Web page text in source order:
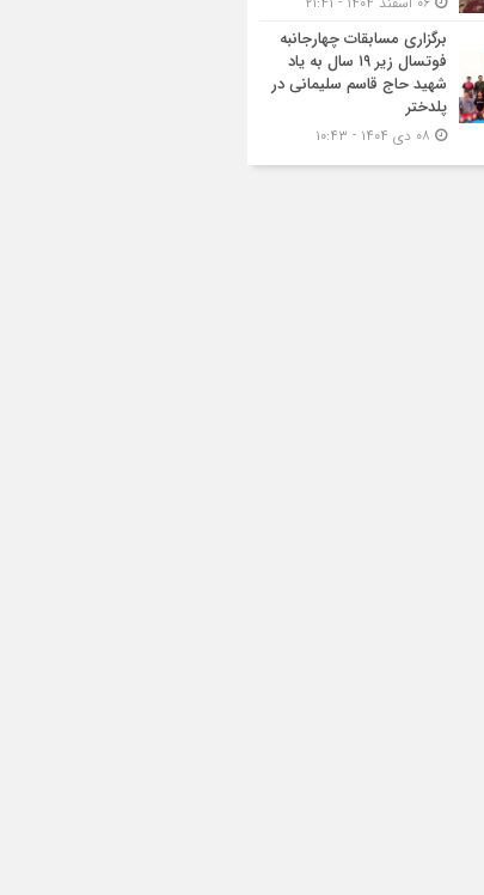
برگزاری مسابقات چهارجانبه
فوتسال زیر ۱۹ سال به یاد
شهید حاج قاسم سلیمانی در
پلدختر